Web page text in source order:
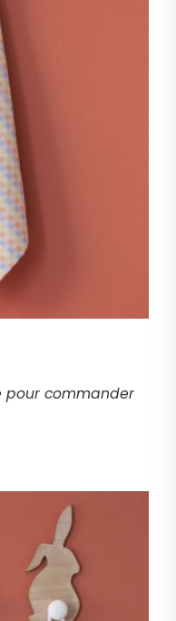
pour commander